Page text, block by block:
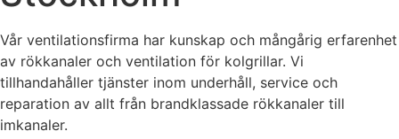
Vår ventilationsfirma har kunskap och mångårig erfarenhet
av rökkanaler och ventilation för kolgrillar. Vi
tillhandahåller tjänster inom underhåll, service och
reparation av allt från brandklassade rökkanaler till
imkanaler.